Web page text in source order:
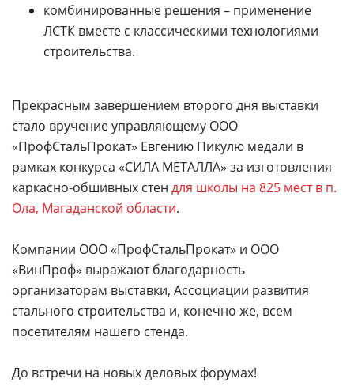
комбинированные решения – применение
ЛСТК вместе с классическими технологиями
строительства.
Прекрасным завершением второго дня выставки
стало вручение управляющему ООО
«ПрофСтальПрокат» Евгению Пикулю медали в
рамках конкурса «СИЛА МЕТАЛЛА» за изготовления
каркасно-обшивных стен для школы на 825 мест в п.
Ола, Магаданской области.
Компании ООО «ПрофСтальПрокат» и ООО
«ВинПроф» выражают благодарность
организаторам выставки, Ассоциации развития
стального строительства и, конечно же, всем
посетителям нашего стенда.
До встречи на новых деловых форумах!